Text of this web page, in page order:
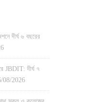
দীর্ঘ ৬ বছরের
JBDIT: দীর্ঘ ৭
08/2026